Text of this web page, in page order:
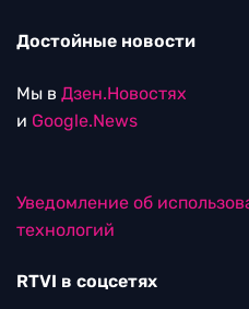
Достойные новости
Мы в Дзен.Новостях
и Google.News
Уведомление об
технологий
RTVI в соцсетях